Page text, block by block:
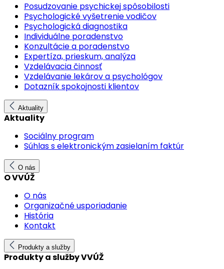
Posudzovanie psychickej spôsobilosti
Psychologické vyšetrenie vodičov
Psychologická diagnostika
Individuálne poradenstvo
Konzultácie a poradenstvo
Expertíza, prieskum, analýza
Vzdelávacia činnosť
Vzdelávanie lekárov a psychológov
Dotazník spokojnosti klientov
Aktuality
Aktuality
Sociálny program
Súhlas s elektronickým zasielaním faktúr
O nás
O VVÚŽ
O nás
Organizačné usporiadanie
História
Kontakt
Produkty a služby
Produkty a služby VVÚŽ